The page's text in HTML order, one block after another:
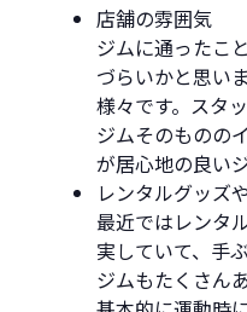
店舗の雰囲気
ジムに通ったこ
づらいかと思い
様々です。スタ
ジムそのものの
が居心地の良い
レンタルグッズ
最近ではレンタ
実していて、手
ジムもたくさん